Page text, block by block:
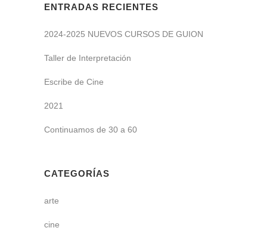
ENTRADAS RECIENTES
2024-2025 NUEVOS CURSOS DE GUION
Taller de Interpretación
Escribe de Cine
2021
Continuamos de 30 a 60
CATEGORÍAS
arte
cine